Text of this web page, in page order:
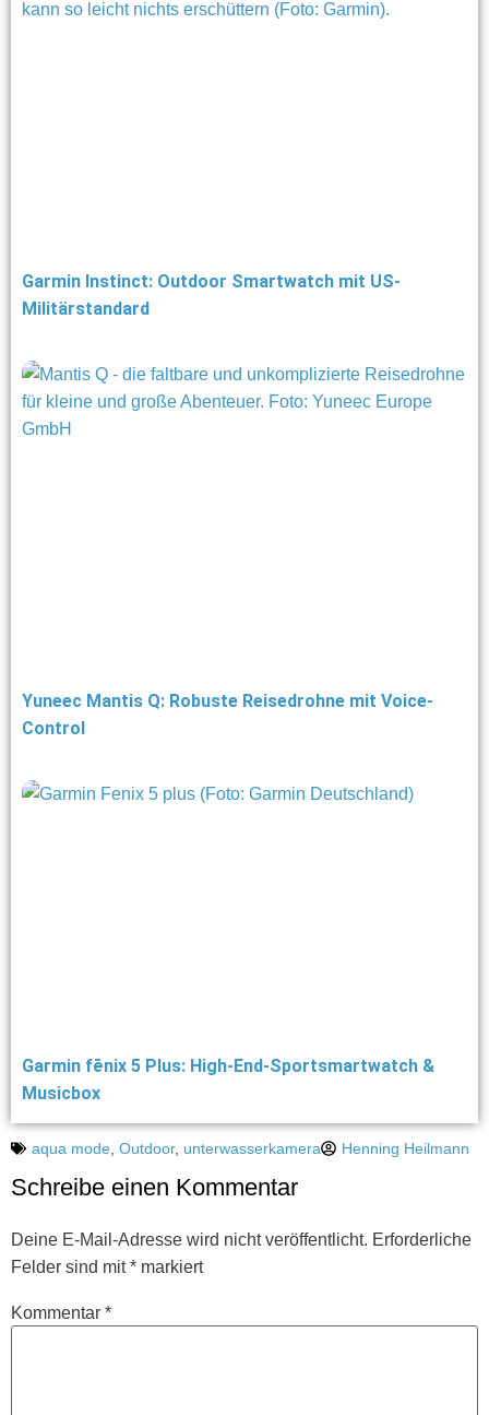
Garmin Instinct: Outdoor Smartwatch mit US-
Militärstandard
Yuneec Mantis Q: Robuste Reisedrohne mit Voice-
Control
Garmin fēnix 5 Plus: High-End-Sportsmartwatch &
Musicbox
aqua mode Outdoor, unterwasserkamera Henning Heilmann
Schreibe einen Kommentar
Deine E-Mail-Adresse wird nicht veröffentlicht. Erforderliche
Felder sind mit* markiert
Kommentar *